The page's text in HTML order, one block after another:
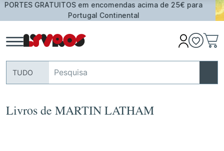
acima de 25€ para
Oferta de Toalha de
TUDO
Livros de MARTIN LATHAM